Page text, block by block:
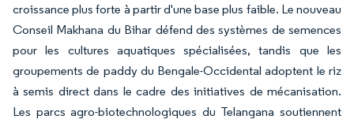
croissance plus forte à partir d'une base plus faible. Le nouveau
Conseil Makhana du Bihar défend des systèmes de semences
pour les cultures aquatiques spécialisées, tandis que les
groupements de paddy du Bengale-Occidental adoptent le riz
à semis direct dans le cadre des initiatives de mécanisation.
Les parcs agro-biotechnologiques du Telangana soutiennent